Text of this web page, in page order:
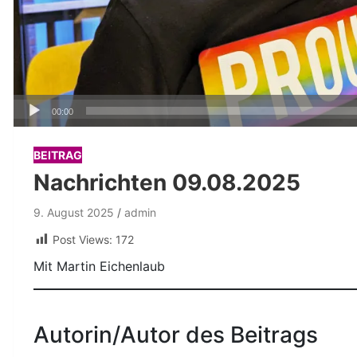
Audio-00:00
BEITRAG
Nachrichten 09.08.2025
9. August 2025
admin
Post Views: 172
Mit Martin Eichenlaub
Autorin/Autor des Beitrags